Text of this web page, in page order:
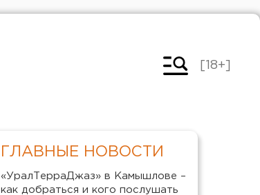
[18+]
ГЛАВНЫЕ НОВОСТИ
«УралТерраДжаз» в Камышлове –
как добраться и кого послушать